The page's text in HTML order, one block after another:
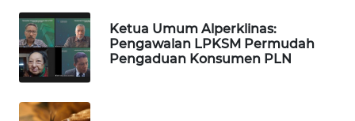
Ketua Umum Alperklinas:
Pengawalan LPKSM Permudah
Pengaduan Konsumen PLN
MASYARAKAT
KELISTRIKAN
WALINKI